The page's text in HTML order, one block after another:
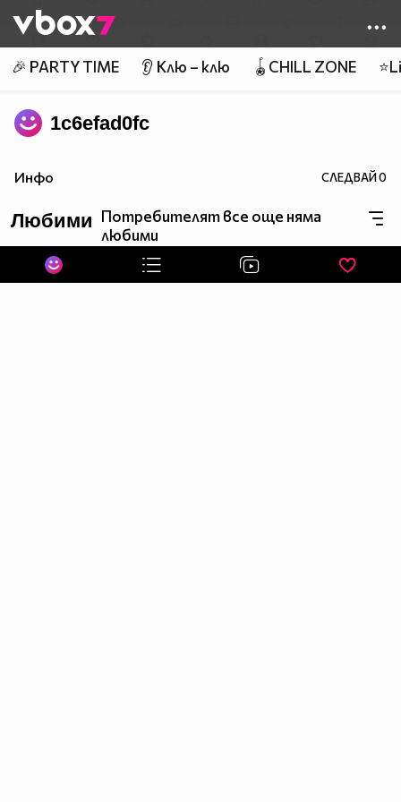
👾
🎉 PARTY TIME 👂 Клю – клю 🪀CHILL ZONE
1c6efad0fc
Инфо СЛЕДВАЙ0
Любими Потребителят все още няма
любими